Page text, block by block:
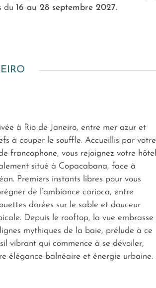
du 16 au 28 septembre 2027.
à Rio de Janeiro, entre mer azur et
à couper le souffle. Accueillis par votre
francophone, vous rejoignez votre hôtel
situé à Copacabana, face à
Premiers instants libres pour vous
de l’ambiance carioca, entre
dorées sur le sable et douceur
Depuis le rooftop, la vue embrasse
lignes mythiques de la baie, prélude à ce
vibrant qui commence à se dévoiler,
élégance balnéaire et énergie urbaine.